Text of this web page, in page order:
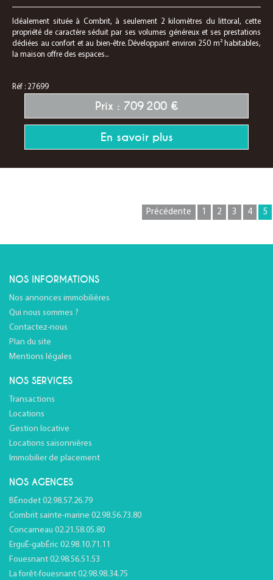
Idéalement située à Combrit, à seulement 2 kilomètres du littoral, cette
propriété de caractère séduit par ses volumes généreux et ses prestations
dédiées au confort et au bien-être. Développant environ 250 m² habitables,
la maison offre des espaces...
Réf : 27699
Prix : 709 200 €
En savoir plus
Précédente 1 2 3 4 5
NOS INFORMATIONS
Nos annonces immobilières
Qui nous sommes ?
Contactez-nous
Plan du site
Mentions légales
NOS SERVICES
Transactions
Locations
Gestion locative
Locations saisonnières
Immobilier de placement
NOS AGENCES
BÉnodet 02.98.57.26.79
Combrit sainte-marine 02.98.56.73.80
Concarneau 02.21.58.05.80
ErguÉ-gabÉric 02.98.10.71.11
Fouesnant 02.98.56.51.53
La forêt-fouesnant 02.98.98.34.75